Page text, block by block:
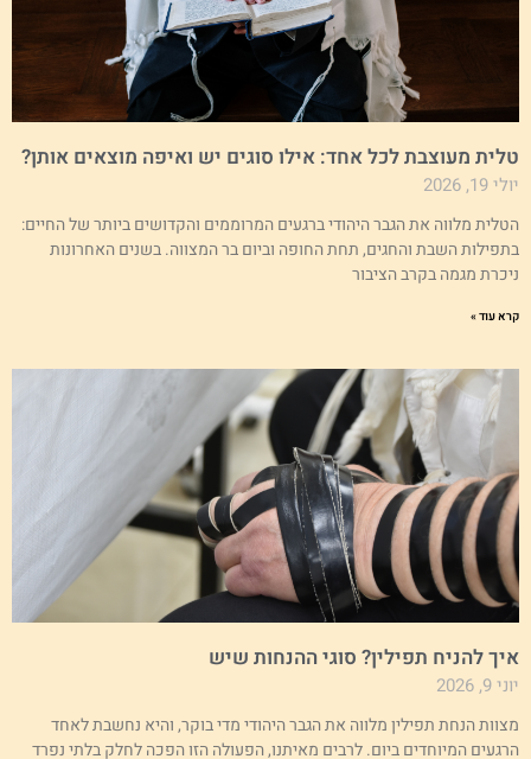
מעוצבת לכל אחד: אילו סוגים יש ואיפה מוצאים אותן?
19, 2026
מלווה את הגבר היהודי ברגעים המרוממים והקדושים ביותר של החיים:
השבת והחגים, תחת החופה וביום בר המצווה. בשנים האחרונות
מגמה בקרב הציבור
עוד »
להניח תפילין? סוגי ההנחות שיש
9, 2026
הנחת תפילין מלווה את הגבר היהודי מדי בוקר, והיא נחשבת לאחד
המיוחדים ביום. לרבים מאיתנו, הפעולה הזו הפכה לחלק בלתי נפרד